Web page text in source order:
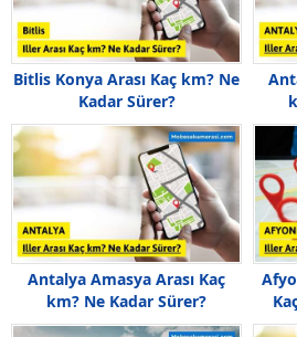
Bitlis Konya Arası Kaç km? Ne
Kadar Sürer?
Antalya Amasya Arası Kaç
km? Ne Kadar Sürer?